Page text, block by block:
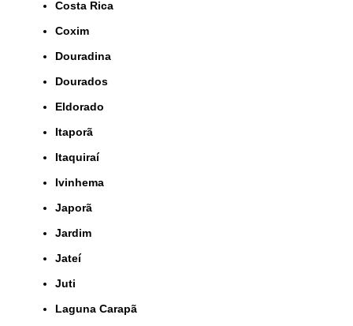
Costa Rica
Coxim
Douradina
Dourados
Eldorado
Itaporã
Itaquiraí
Ivinhema
Japorã
Jardim
Jateí
Juti
Laguna Carapã